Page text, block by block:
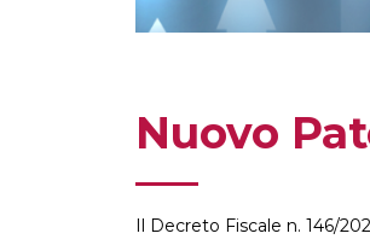
Nuovo
Il Decreto Fiscale n. 146/